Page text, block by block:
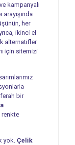
ve kampanyalı
her
ikinci el
alternatifler
için sitemizi
bir
renkte
yok. Çelik